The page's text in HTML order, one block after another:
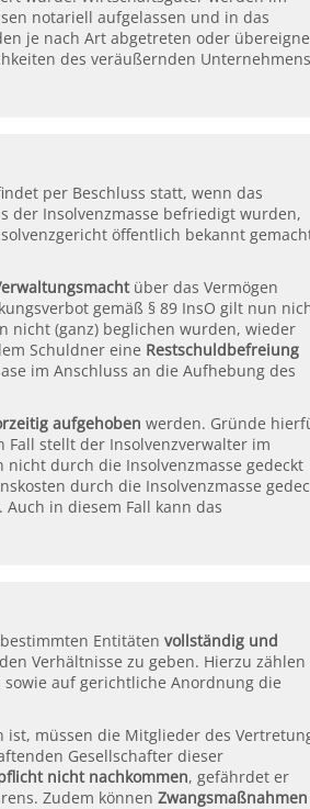
notariell aufgelassen und in das
je nach Art abgetreten oder
des veräußernden Unternehmens
per Beschluss statt, wenn das
der Insolvenzmasse befriedigt wurden,
öffentlich bekannt
über das Vermögen
gemäß § 89 InsO gilt nun
nicht (ganz) beglichen wurden, wieder
Schuldner eine Restschuldbefreiung
im Anschluss an die Aufhebung des
aufgehoben werden. Gründe
Fall stellt der Insolvenzverwalter im
durch die Insolvenzmasse gedeckt
durch die Insolvenzmasse
in diesem Fall kann das
Entitäten vollständig und
Verhältnisse zu geben. Hierzu zählen
auf gerichtliche Anordnung die
müssen die Mitglieder des
Gesellschafter dieser
nicht nachkommen, gefährdet er
Zudem können Zwangsmaßnahmen